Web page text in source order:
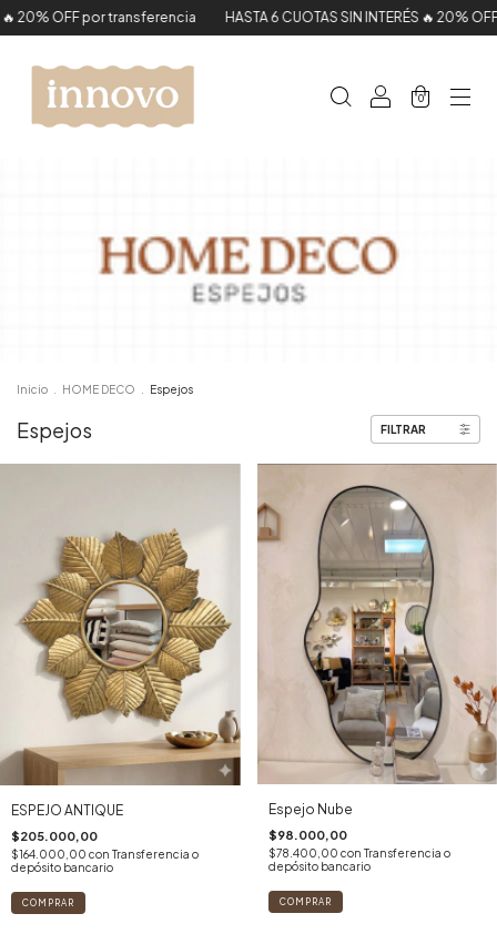
por transferencia HASTA 6 CUOTAS SIN INTERÉS 🔥 20% OFF por
0
Inicio HOME DECO Espejos
Espejos FILTRAR
ESPEJO ANTIQUE
$205.000,00
$164.000,00 con Transferencia o
depósito bancario
Espejo Nube
$98.000,00
$78.400,00 con Transferencia o
depósito bancario
COMPRAR